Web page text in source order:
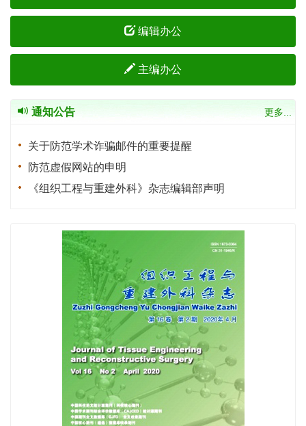
编辑办公
主编办公
通知公告 更多...
关于防范学术诈骗邮件的重要提醒
防范虚假网站的申明
《组织工程与重建外科》杂志编辑部声明